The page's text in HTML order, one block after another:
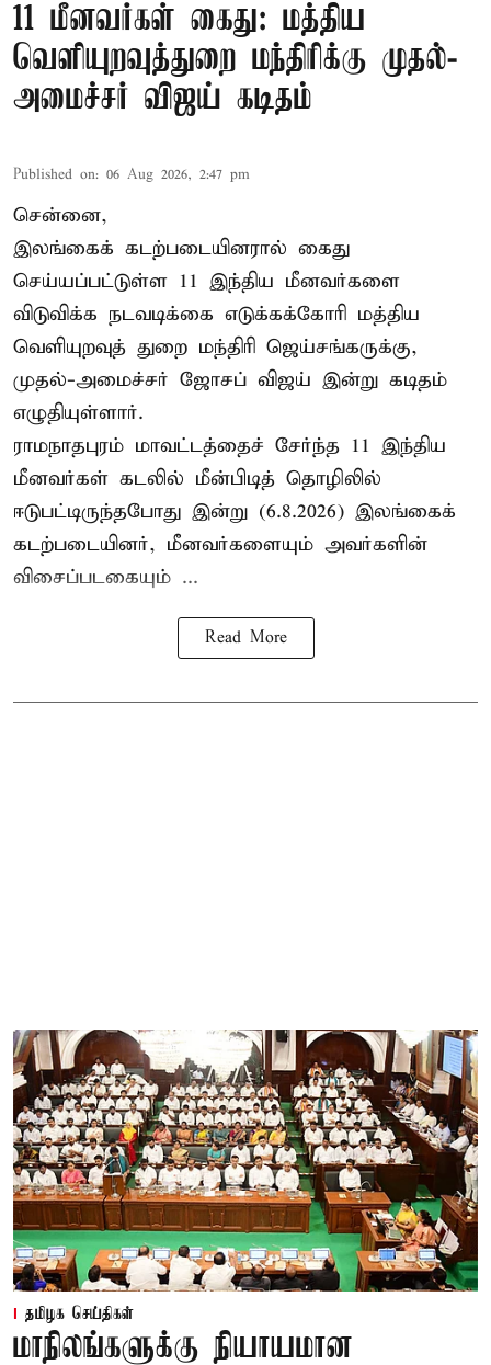
11 மீனவர்கள் கைது: மத்திய
வெளியுறவுத்துறை மந்திரிக்கு முதல்-
அமைச்சர் விஜய் கடிதம்
Published on: 06 Aug 2026, 2:47 pm
சென்னை,
இலங்கைக் கடற்படையினரால் கைது
செய்யப்பட்டுள்ள 11 இந்திய மீனவர்களை
விடுவிக்க நடவடிக்கை எடுக்கக்கோரி மத்திய
வெளியுறவுத் துறை மந்திரி ஜெய்சங்கருக்கு,
முதல்-அமைச்சர் ஜோசப் விஜய் இன்று கடிதம்
எழுதியுள்ளார்.
ராமநாதபுரம் மாவட்டத்தைச் சேர்ந்த 11 இந்திய
மீனவர்கள் கடலில் மீன்பிடித் தொழிலில்
ஈடுபட்டிருந்தபோது இன்று (6.8.2026) இலங்கைக்
கடற்படையினர், மீனவர்களையும் அவர்களின்
விசைப்படகையும் ...
Read More
தமிழக செய்திகள்
மாநிலங்களுக்கு நியாயமான